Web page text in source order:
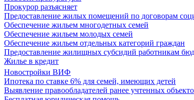
Прокурор разъясняет
Предоставление жилых помещений по договорам
Обеспечение жильем многодетных семей
Обеспечение жильем молодых семей
Обеспечение жильем отдельных категорий граждан
Предоставление жилищных субсидий работникам
Жилье в кредит
Новостройки ВИФ
Ипотека по ставке 6% для семей, имеющих детей
Выявление правообладателей ранее учтенных